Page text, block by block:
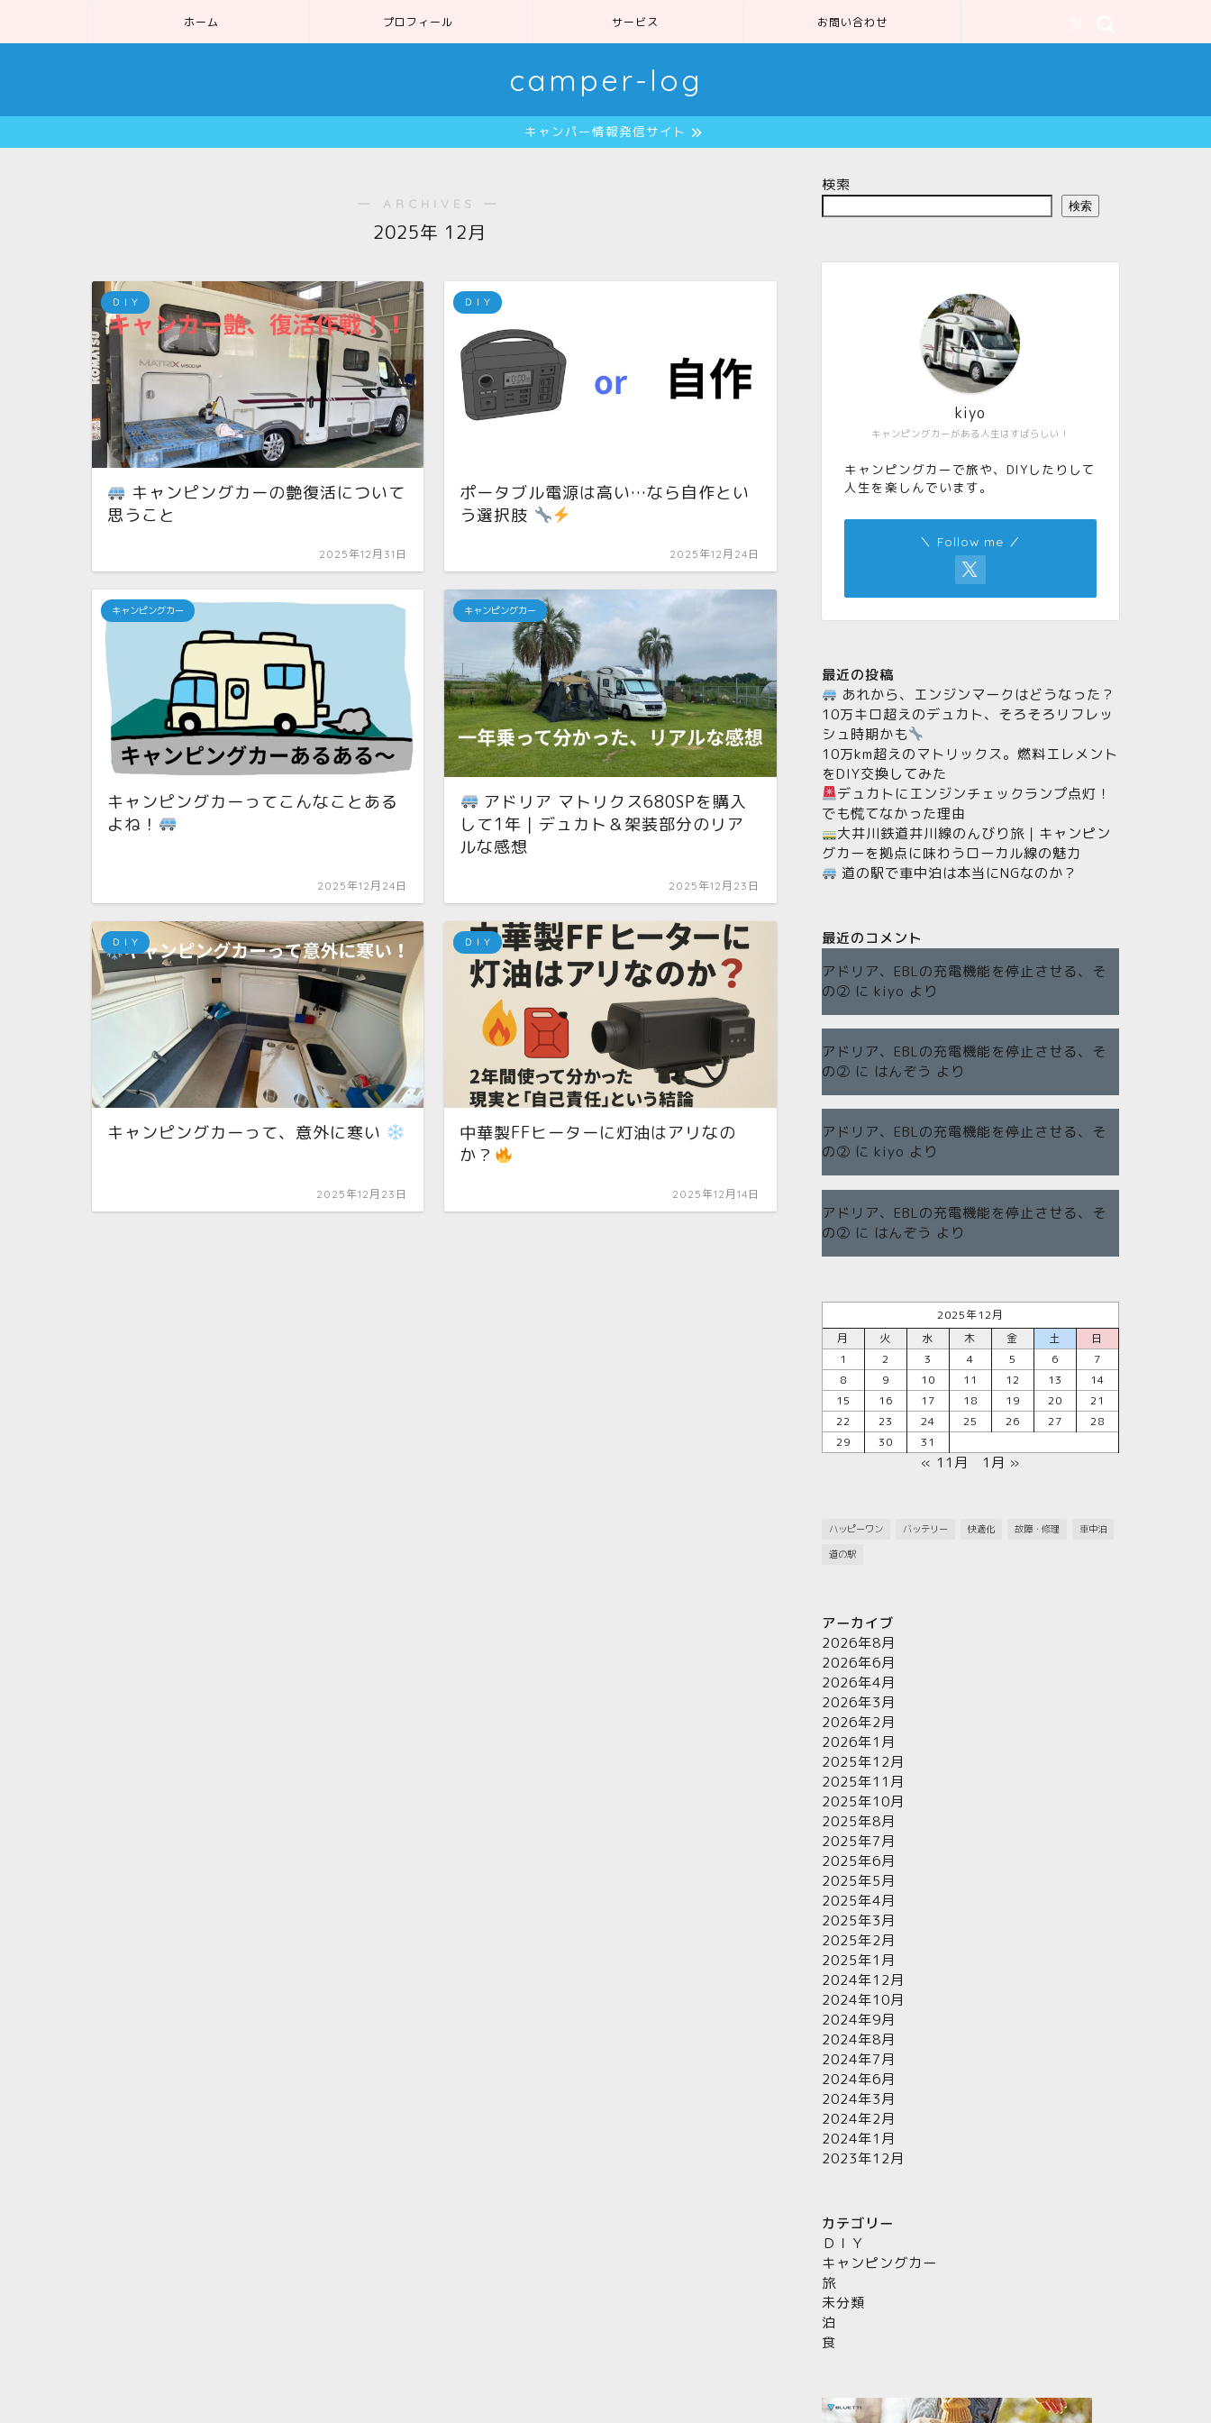
ホーム プロフィール サービス お問い合わせ
camper-log
キャンパー情報発信サイト
― ARCHIVES ―
2025年 12月
ＤＩＹ
キャンピングカーの艶復活について
思うこと
2025年12月31日
ＤＩＹ
ポータブル電源は高い…なら自作とい
う選択肢
2025年12月24日
キャンピングカー
キャンピングカーってこんなことある
よね！
2025年12月24日
キャンピングカー
アドリア マトリクス680SPを購入
して1年｜デュカト＆架装部分のリア
ルな感想
2025年12月23日
ＤＩＹ
キャンピングカーって、意外に寒い
2025年12月23日
ＤＩＹ
中華製FFヒーターに灯油はアリなの
か？
2025年12月14日
検索
検索
キャンピングカーがある人生はすばらしい！
kiyo
キャンピングカーで旅や、DIYしたりして
人生を楽しんでいます。
＼ Follow me ／
最近の投稿
あれから、エンジンマークはどうなった？
10万キロ超えのデュカト、そろそろリフレッ
シュ時期かも
10万km超えのマトリックス。燃料エレメント
をDIY交換してみた
デュカトにエンジンチェックランプ点灯！
でも慌てなかった理由
大井川鉄道井川線のんびり旅｜キャンピン
グカーを拠点に味わうローカル線の魅力
道の駅で車中泊は本当にNGなのか？
最近のコメント
アドリア、EBLの充電機能を停止させる、そ
の② に kiyo より
アドリア、EBLの充電機能を停止させる、そ
の② に はんぞう より
アドリア、EBLの充電機能を停止させる、そ
の② に kiyo より
アドリア、EBLの充電機能を停止させる、そ
の② に はんぞう より
2025年12月
月
火 水 木 金 土
日
1
2 3 4 5 6
7
8
9 10 11 12 13
14
15
16 17 18 19 20
21
22
23 24 25 26 27
28
29
30 31
« 11月 1月 »
ハッピーワン バッテリー 快適化 故障・修理
車中泊
道の駅
アーカイブ
2026年8月
2026年6月
2026年4月
2026年3月
2026年2月
2026年1月
2025年12月
2025年11月
2025年10月
2025年8月
2025年7月
2025年6月
2025年5月
2025年4月
2025年3月
2025年2月
2025年1月
2024年12月
2024年10月
2024年9月
2024年8月
2024年7月
2024年6月
2024年3月
2024年2月
2024年1月
2023年12月
カテゴリー
ＤＩＹ
キャンピングカー
旅
未分類
泊
食